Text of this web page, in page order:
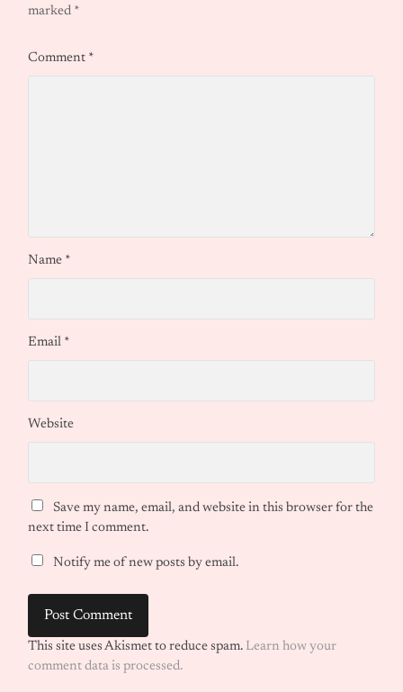
marked *
Comment *
Name *
Email *
Website
Save my name, email, and website in this browser for the
next time I comment.
Notify me of new posts by email.
This site uses Akismet to reduce spam. Learn how your
comment data is processed.